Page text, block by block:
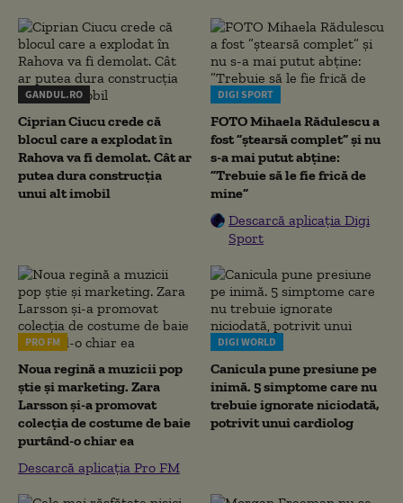
GANDUL.RO
Ciprian Ciucu crede că
blocul care a explodat în
Rahova va fi demolat. Cât ar
putea dura construcția
unui alt imobil
DIGI SPORT
FOTO Mihaela Rădulescu a
fost ”ștearsă complet” și nu
s-a mai putut abține:
”Trebuie să le fie frică de
mine”
Descarcă aplicația Digi
Sport
PRO FM
Noua regină a muzicii pop
știe și marketing. Zara
Larsson și-a promovat
colecția de costume de baie
purtând-o chiar ea
Descarcă aplicația Pro FM
DIGI WORLD
Canicula pune presiune pe
inimă. 5 simptome care nu
trebuie ignorate niciodată,
potrivit unui cardiolog